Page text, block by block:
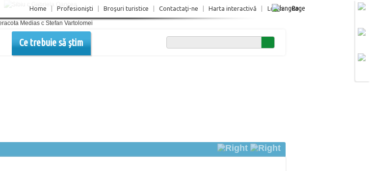
Login Ro
Home Profesionişti Broşuri turistice Contactaţi-ne Harta interactivă
Ce trebuie să știm